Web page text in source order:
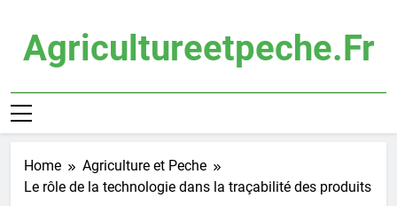
contentAgricultureetpeche.fr
Home
Agriculture et Peche
Le rôle de la technologie dans la traçabilité des produits